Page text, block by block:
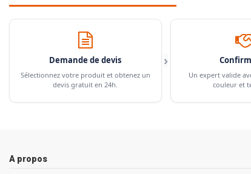
Demande de devis
Sélectionnez votre produit et obtenez un
devis gratuit en 24h.
›
Un expert valide
couleur et
A propos